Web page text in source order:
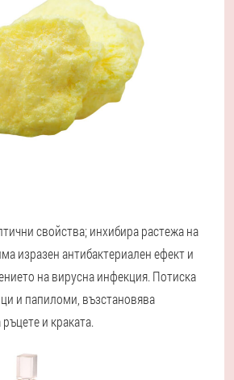
свойства; инхибира растежа на
изразен антибактериален ефект и
на вирусна инфекция. Потиска
и папиломи, възстановява
и краката.